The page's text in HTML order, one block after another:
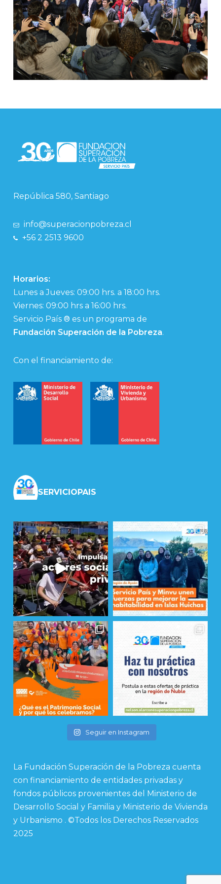
República 580, Santiago
info@superacionpobreza.cl
+56 2 2513 9600
Horarios:
Lunes a Jueves: 09:00 hrs. a 18:00 hrs.
Viernes: 09:00 hrs a 16:00 hrs.
Servicio País ® es un programa de
Fundación Superación de la Pobreza.
Con el financiamiento de:
SERVICIOPAIS
Seguir en Instagram
La Fundación Superación de la Pobreza cuenta
con financiamiento de entidades privadas y
fondos públicos provenientes del Ministerio de
Desarrollo Social y Familia y Ministerio de Vivienda
y Urbanismo . ©Todos los Derechos Reservados
2025